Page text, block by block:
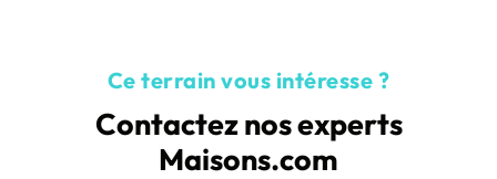
Ce terrain vous intéresse ?
Contactez nos experts
Maisons.com